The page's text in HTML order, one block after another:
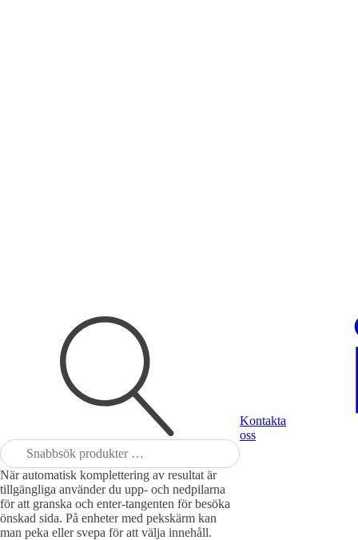
Sök
efter:
När automatisk komplettering av resultat är
tillgängliga använder du upp- och nedpilarna
för att granska och enter-tangenten för besöka
önskad sida. På enheter med pekskärm kan
man peka eller svepa för att välja innehåll.
Kontakta
oss